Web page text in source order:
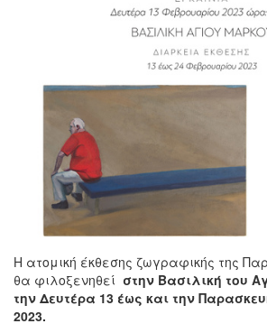
Η ατομική έκθεσης ζωγραφικής της
θα φιλοξενηθεί στην Βασιλική του
την Δευτέρα 13 έως και την
2023.